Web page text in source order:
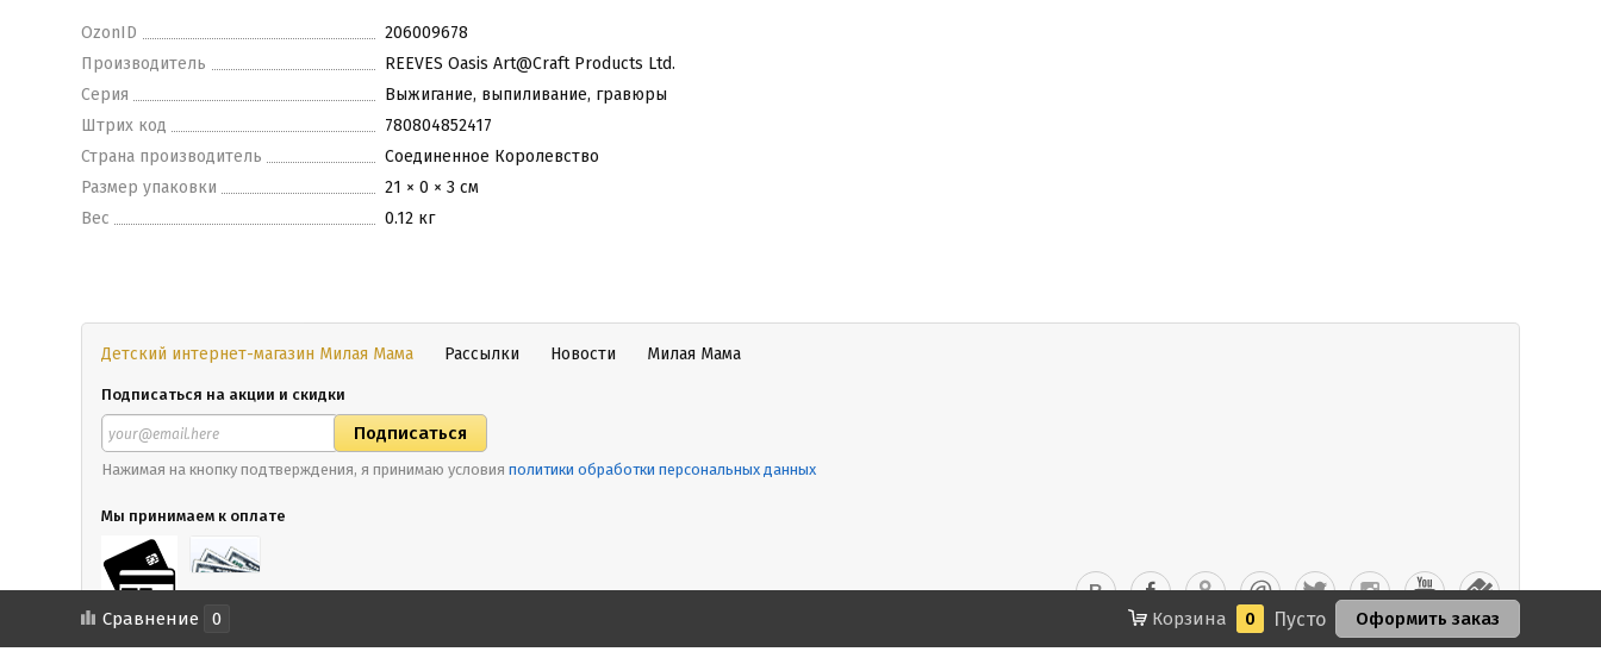
OzonID
206009678
Производитель
REEVES Oasis Art@Craft Products Ltd.
Серия
Выжигание, выпиливание, гравюры
Штрих код
780804852417
Страна производитель
Соединенное Королевство
Размер упаковки
21 × 0 × 3 см
Вес
0.12 кг
Детский интернет-магазин Милая Мама Рассылки Новости Милая Мама
Подписаться на акции и скидки
Нажимая на кнопку подтверждения, я принимаю условия политики обработки персональных данных
Мы принимаем к оплате
Сравнение 0 Корзина 0 Пусто Оформить заказ